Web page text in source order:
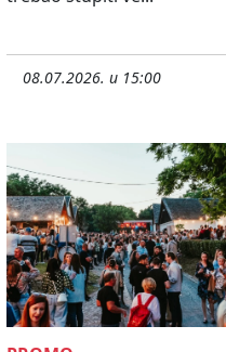
08.07.2026. u 15:00